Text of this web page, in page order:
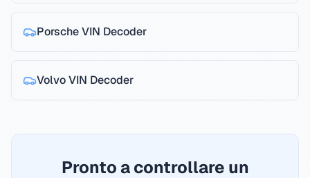
PorscheVIN Decoder
VolvoVIN Decoder
Pronto a controllare un